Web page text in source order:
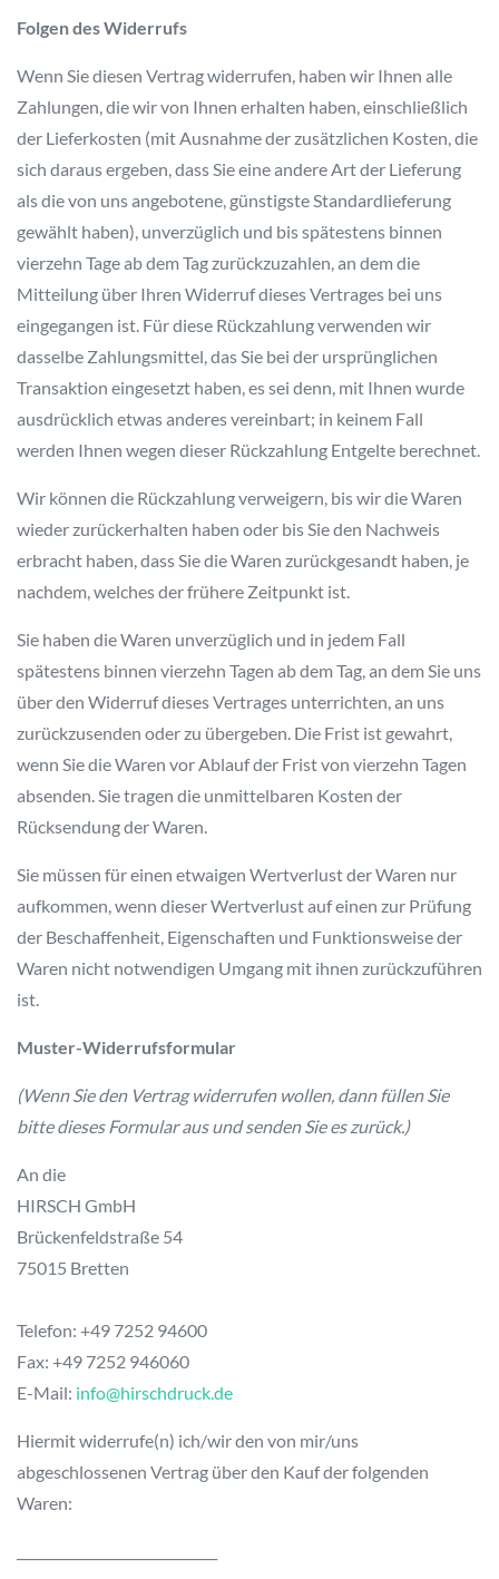
Folgen des Widerrufs
Wenn Sie diesen Vertrag widerrufen, haben wir Ihnen alle
Zahlungen, die wir von Ihnen erhalten haben, einschließlich
der Lieferkosten (mit Ausnahme der zusätzlichen Kosten, die
sich daraus ergeben, dass Sie eine andere Art der Lieferung
als die von uns angebotene, günstigste Standardlieferung
gewählt haben), unverzüglich und bis spätestens binnen
vierzehn Tage ab dem Tag zurückzuzahlen, an dem die
Mitteilung über Ihren Widerruf dieses Vertrages bei uns
eingegangen ist. Für diese Rückzahlung verwenden wir
dasselbe Zahlungsmittel, das Sie bei der ursprünglichen
Transaktion eingesetzt haben, es sei denn, mit Ihnen wurde
ausdrücklich etwas anderes vereinbart; in keinem Fall
werden Ihnen wegen dieser Rückzahlung Entgelte berechnet.
Wir können die Rückzahlung verweigern, bis wir die Waren
wieder zurückerhalten haben oder bis Sie den Nachweis
erbracht haben, dass Sie die Waren zurückgesandt haben, je
nachdem, welches der frühere Zeitpunkt ist.
Sie haben die Waren unverzüglich und in jedem Fall
spätestens binnen vierzehn Tagen ab dem Tag, an dem Sie uns
über den Widerruf dieses Vertrages unterrichten, an uns
zurückzusenden oder zu übergeben. Die Frist ist gewahrt,
wenn Sie die Waren vor Ablauf der Frist von vierzehn Tagen
absenden. Sie tragen die unmittelbaren Kosten der
Rücksendung der Waren.
Sie müssen für einen etwaigen Wertverlust der Waren nur
aufkommen, wenn dieser Wertverlust auf einen zur Prüfung
der Beschaffenheit, Eigenschaften und Funktionsweise der
Waren nicht notwendigen Umgang mit ihnen zurückzuführen
ist.
Muster-Widerrufsformular
(Wenn Sie den Vertrag widerrufen wollen, dann füllen Sie
bitte dieses Formular aus und senden Sie es zurück.)
An die
HIRSCH GmbH
Brückenfeldstraße 54
75015 Bretten
Telefon: +49 7252 94600
Fax: +49 7252 946060
E-Mail: info@hirschdruck.de
Hiermit widerrufe(n) ich/wir den von mir/uns
abgeschlossenen Vertrag über den Kauf der folgenden
Waren: